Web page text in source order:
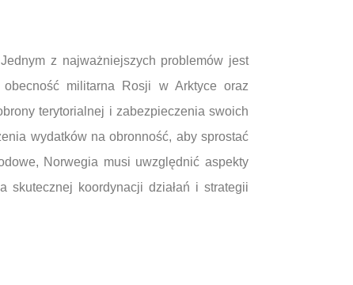
z najważniejszych problemów jest
militarna Rosji w Arktyce oraz
terytorialnej i zabezpieczenia swoich
wydatków na obronność, aby sprostać
Norwegia musi uwzględnić aspekty
skutecznej koordynacji działań i strategii